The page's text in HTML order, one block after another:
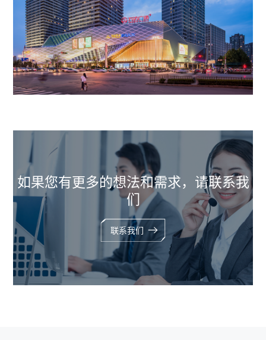
如果您有更多的想法和需求，请联系我
们
联系我们